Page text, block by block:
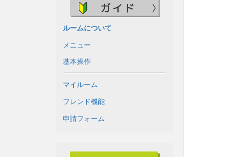
ルームについて
メニュー
基本操作
マイルーム
フレンド機能
申請フォーム